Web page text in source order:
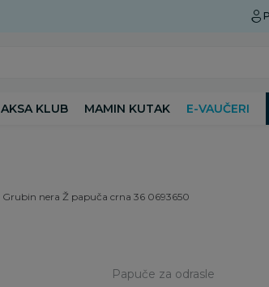
AKSA KLUB MAMIN KUTAK E-VAUČERI
Grubin nera Ž papuča crna 36 0693650
Papuče za odrasle